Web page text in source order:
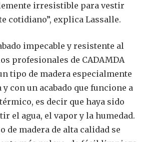
irresistible para vestir
cotidiano”, explica Lassalle.
impecable y resistente al
profesionales de CADAMDA
tipo de madera especialmente
con un acabado que funcione a
es decir que haya sido
el agua, el vapor y la humedad.
de madera de alta calidad se